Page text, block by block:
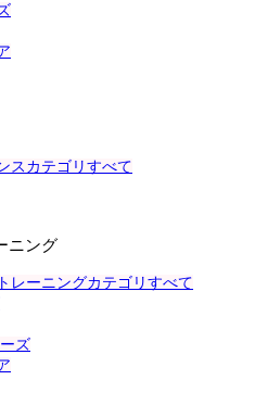
スカテゴリすべて
ニング
レーニングカテゴリすべて
ズ